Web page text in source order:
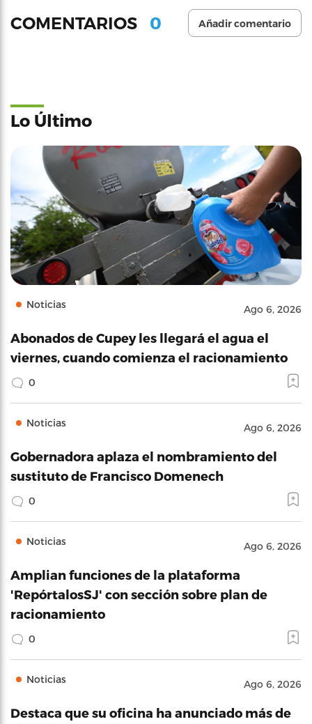
COMENTARIOS 0 Añadir comentario
Lo Último
Noticias Ago 6, 2026
Abonados de Cupey les llegará el agua el
viernes, cuando comienza el racionamiento
0
Noticias Ago 6, 2026
Gobernadora aplaza el nombramiento del
sustituto de Francisco Domenech
0
Noticias Ago 6, 2026
Amplian funciones de la plataforma
'RepórtalosSJ' con sección sobre plan de
racionamiento
0
Noticias Ago 6, 2026
Destaca que su oficina ha anunciado más de